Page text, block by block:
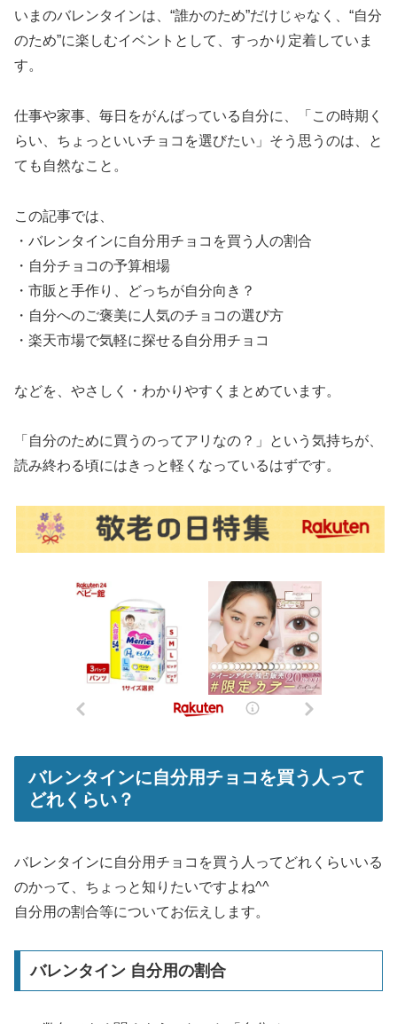
いまのバレンタインは、“誰かのため”だけじゃなく、“自分
のため”に楽しむイベントとして、すっかり定着していま
す。
仕事や家事、毎日をがんばっている自分に、「この時期く
らい、ちょっといいチョコを選びたい」そう思うのは、と
ても自然なこと。
この記事では、
・バレンタインに自分用チョコを買う人の割合
・自分チョコの予算相場
・市販と手作り、どっちが自分向き？
・自分へのご褒美に人気のチョコの選び方
・楽天市場で気軽に探せる自分用チョコ
などを、やさしく・わかりやすくまとめています。
「自分のために買うのってアリなの？」という気持ちが、
読み終わる頃にはきっと軽くなっているはずです。
バレンタインに自分用チョコを買う人って
どれくらい？
バレンタインに自分用チョコを買う人ってどれくらいいる
のかって、ちょっと知りたいですよね^^
自分用の割合等についてお伝えします。
バレンタイン 自分用の割合